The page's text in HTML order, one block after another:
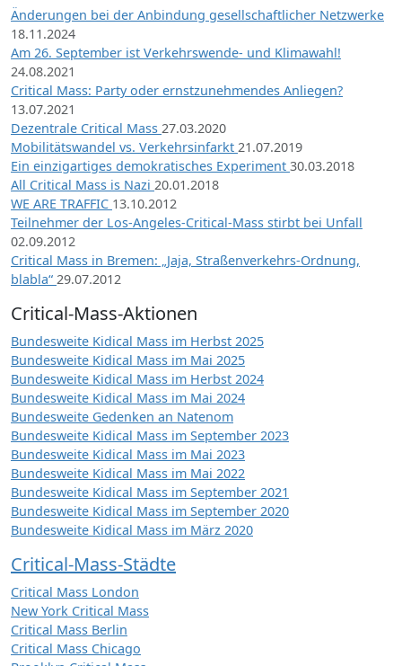
Änderungen bei der Anbindung gesellschaftlicher Netzwerke
18.11.2024
Am 26. September ist Verkehrswende- und Klimawahl!
24.08.2021
Critical Mass: Party oder ernstzunehmendes Anliegen?
13.07.2021
Dezentrale Critical Mass 27.03.2020
Mobilitätswandel vs. Verkehrsinfarkt 21.07.2019
Ein einzigartiges demokratisches Experiment 30.03.2018
All Critical Mass is Nazi 20.01.2018
WE ARE TRAFFIC 13.10.2012
Teilnehmer der Los-Angeles-Critical-Mass stirbt bei Unfall
02.09.2012
Critical Mass in Bremen: „Jaja, Straßenverkehrs-Ordnung,
blabla“ 29.07.2012
Critical-Mass-Aktionen
Bundesweite Kidical Mass im Herbst 2025
Bundesweite Kidical Mass im Mai 2025
Bundesweite Kidical Mass im Herbst 2024
Bundesweite Kidical Mass im Mai 2024
Bundesweite Gedenken an Natenom
Bundesweite Kidical Mass im September 2023
Bundesweite Kidical Mass im Mai 2023
Bundesweite Kidical Mass im Mai 2022
Bundesweite Kidical Mass im September 2021
Bundesweite Kidical Mass im September 2020
Bundesweite Kidical Mass im März 2020
Critical-Mass-Städte
Critical Mass London
New York Critical Mass
Critical Mass Berlin
Critical Mass Chicago